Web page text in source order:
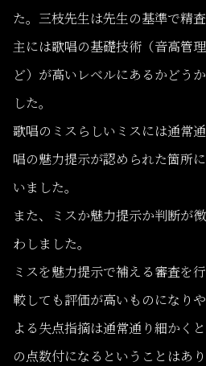
た。三枝先生は先生の基準で精査
主には歌唱の基礎技術（音高管
ど）が高いレベルにあるかどう
した。
歌唱のミスらしいミスには通常
唱の魅力提示が認められた箇所
いました。
また、ミスか魅力提示か判断が
わしました。
ミスを魅力提示で補える審査を
較しても評価が高いものになり
よる失点指摘は通常通り細かく
の点数付になるということはあり